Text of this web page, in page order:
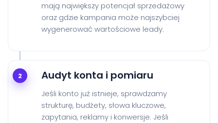
mają największy potencjał sprzedażowy
oraz gdzie kampania może najszybciej
wygenerować wartościowe leady.
2 Audyt konta i pomiaru
Jeśli konto już istnieje, sprawdzamy
strukturę, budżety, słowa kluczowe,
zapytania, reklamy i konwersje. Jeśli